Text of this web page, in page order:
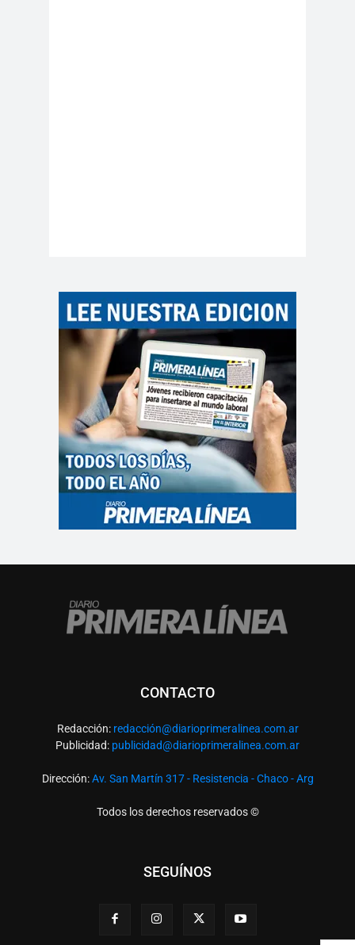
CONTACTO
Redacción: redacción@diarioprimeralinea.com.ar
Publicidad: publicidad@diarioprimeralinea.com.ar
Dirección:Av. San Martín 317 - Resistencia - Chaco - Arg
Todos los derechos reservados ©
SEGUÍNOS